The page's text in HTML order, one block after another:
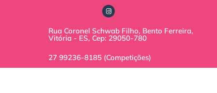
Rua Coronel Schwab Filho, Bento Ferreira,
Vitória - ES, Cep: 29050-780
27 99236-8185 (Competições)